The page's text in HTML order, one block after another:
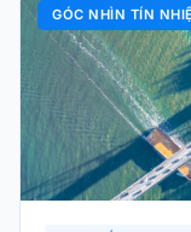
GÓC NHÌN TÍN